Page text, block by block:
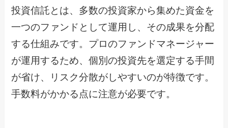
投資信託とは、多数の投資家から集めた資金を
一つのファンドとして運用し、その成果を分配
する仕組みです。プロのファンドマネージャー
が運用するため、個別の投資先を選定する手間
が省け、リスク分散がしやすいのが特徴です。
手数料がかかる点に注意が必要です。